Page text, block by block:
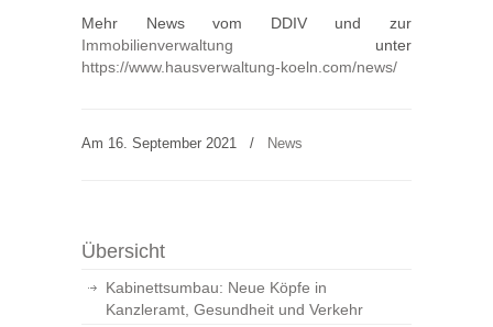
Mehr News vom DDIV und zur
Immobilienverwaltung unter
https://www.hausverwaltung-koeln.com/news/
Am 16. September 2021 / News
Übersicht
Kabinettsumbau: Neue Köpfe in
Kanzleramt, Gesundheit und Verkehr